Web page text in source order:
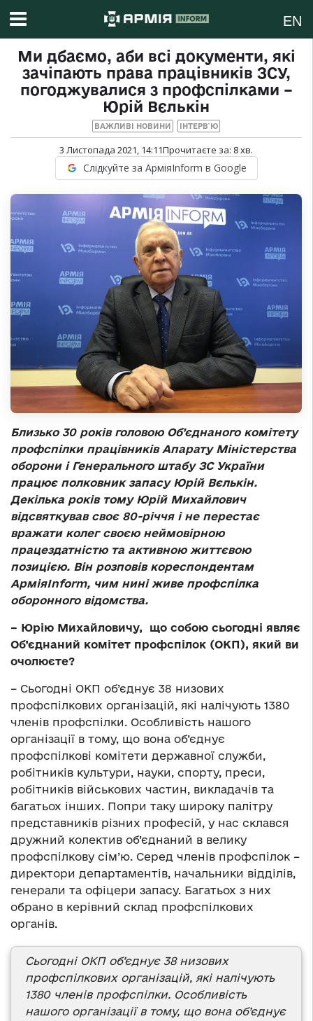
EN
Ми дбаємо, аби всі документи, які
зачіпають права працівників ЗСУ,
погоджувалися з профспілками –
Юрій Вєлькін
ВАЖЛИВІ НОВИНИ ІНТЕРВ`Ю
3 Листопада 2021, 14:11Прочитаєте за: 8хв.
Слідкуйте за АрміяInform в Google
Близько 30 років головою Об’єднаного комітету
профспілки працівників Апарату Міністерства
оборони і Генерального штабу ЗС України
працює полковник запасу Юрій Вєлькін.
Декілька років тому Юрій Михайлович
відсвяткував своє 80-річчя і не перестає
вражати колег своєю неймовірною
працездатністю та активною життєвою
позицією. Він розповів кореспондентам
АрміяInform, чим нині живе профспілка
оборонного відомства.
– Юрію Михайловичу, що собою сьогодні являє
Об’єднаний комітет профспілок (ОКП), який ви
очолюєте?
– Сьогодні ОКП об’єднує 38 низових
профспілкових організацій, які налічують 1380
членів профспілки. Особливість нашого
організації в тому, що вона об’єднує
профспілкові комітети державної служби,
робітників культури, науки, спорту, преси,
робітників військових частин, викладачів та
багатьох інших. Попри таку широку палітру
представників різних професій, у нас склався
дружний колектив об’єднаний в велику
профспілкову сім’ю. Серед членів профспілок –
директори департаментів, начальники відділів,
генерали та офіцери запасу. Багатьох з них
обрано в керівний склад профспілкових
органів.
Сьогодні ОКП об’єднує 38 низових
профспілкових організацій, які налічують
1380 членів профспілки. Особливість
нашого організації в тому, що вона об’єднує